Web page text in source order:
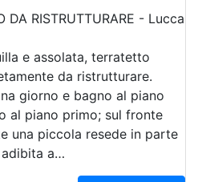
DA RISTRUTTURARE - Lucca
e assolata, terratetto
da ristrutturare.
giorno e bagno al piano
al piano primo; sul fronte
una piccola resede in parte
a…